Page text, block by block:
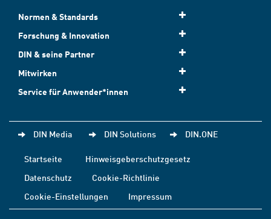
Normen & Standards
Forschung & Innovation
DIN & seine Partner
Mitwirken
Service für Anwender*innen
DIN Media DIN Solutions DIN.ONE
Startseite
Hinweisgeberschutzgesetz
Datenschutz
Cookie-Richtlinie
Cookie-Einstellungen
Impressum